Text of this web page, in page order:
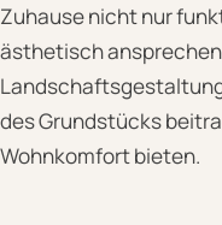
Zuhause nicht nur
ästhetisch
des Grundstücks
Wohnkomfort bieten.